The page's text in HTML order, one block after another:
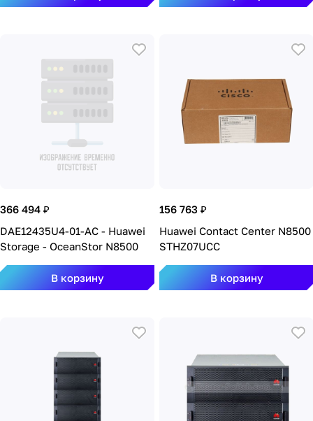
DAE22525U2-1-DC
366 494 ₽
DAE12435U4-01-AC - Huawei
Storage - OceanStor N8500
В корзину
156 763 ₽
Huawei Contact Center N8500
STHZ07UCC
В корзину